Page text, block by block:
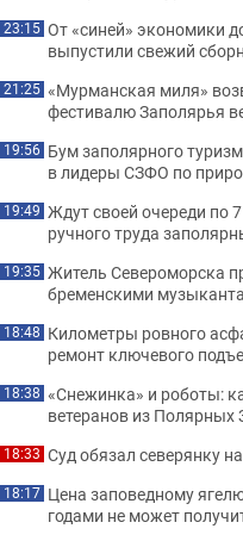
23:15 От «синей» экономики
выпустили свежий
21:25 «Мурманская миля»
фестивалю Заполярья
19:56 Бум заполярного
в лидеры СЗФО по
19:49 Ждут своей очереди по
ручного труда
19:35 Житель Североморска
бременскими
18:48 Километры ровного
ремонт ключевого
18:38 «Снежинка» и роботы:
ветеранов из Полярных
18:33 Суд обязал северянку
18:17 Цена заповедному
годами не может